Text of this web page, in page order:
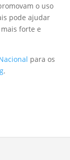
o uso
pode ajudar
forte e
para os
.